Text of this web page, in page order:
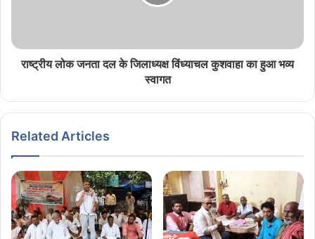
राष्ट्रीय लोक जनता दल के जिलाध्यक्ष विंध्याचल कुशवाहा का हुआ भव्य
स्वागत
Related Articles